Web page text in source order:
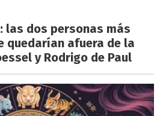
las dos personas más
quedarían afuera de la
y Rodrigo de Paul